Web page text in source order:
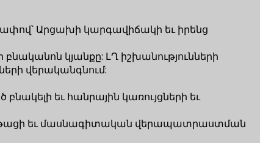
Արցախի կարգավիճակի եւ իրենց
կյանքը: ԼՂ իշխանությունների
վերականգնում:
եւ հանրային կառույցների եւ
եւ մասնագիտական վերապատրաստման